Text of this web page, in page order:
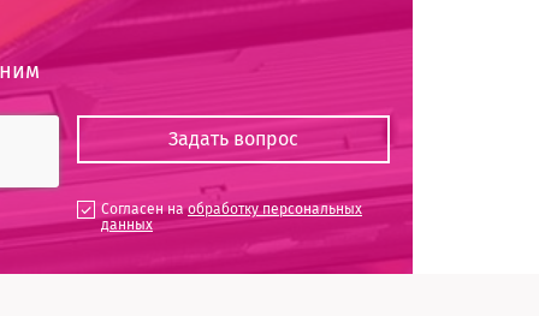
Согласен наобработку персональных
данных